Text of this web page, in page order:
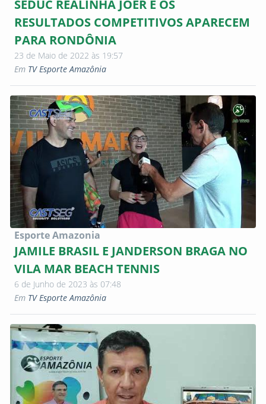
SEDUC REALINHA JOER E OS
RESULTADOS COMPETITIVOS APARECEM
PARA RONDÔNIA
23 de Maio de 2022 às 19:57
Em TV Esporte Amazônia
Esporte Amazonia
JAMILE BRASIL E JANDERSON BRAGA NO
VILA MAR BEACH TENNIS
6 de Junho de 2023 às 07:48
Em TV Esporte Amazônia